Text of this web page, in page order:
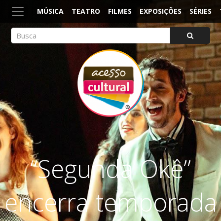
MÚSICA TEATRO FILMES EXPOSIÇÕES SÉRIES
ACESSO CULTURAL
Arte, Cultura Pop e Entretenimento
“Segunda Okê”
encerra temporada